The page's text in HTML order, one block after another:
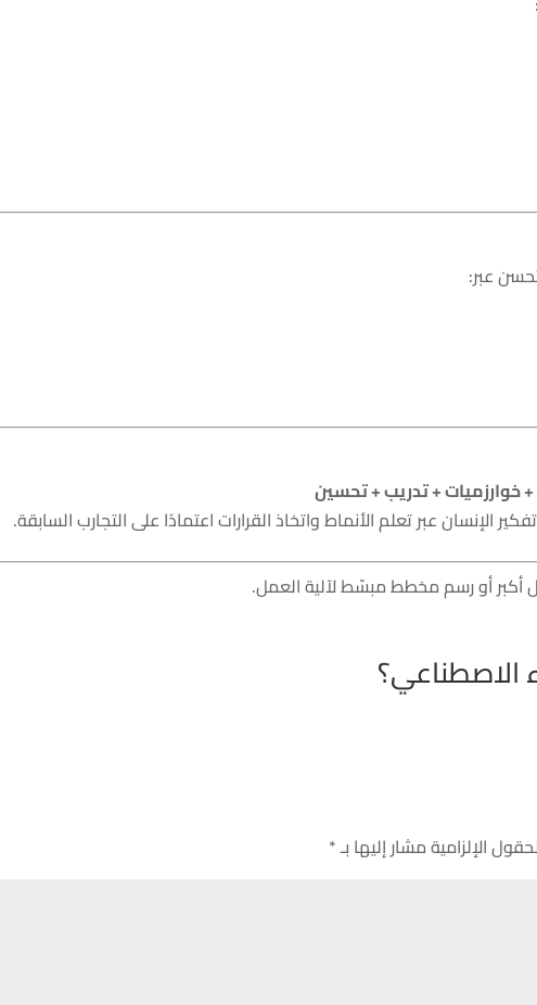
عبر:
+ خوارزميات + تدريب + تحسين
الإنسان عبر تعلم الأنماط واتخاذ القرارات اعتمادًا على التجارب السابقة.
أكبر أو رسم مخطط مبسّط لآلية العمل.
الاصطناعي؟
الإلزامية مشار إليها بـ*